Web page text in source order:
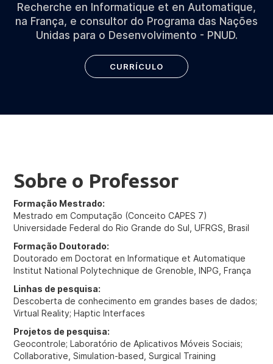
Recherche en Informatique et en Automatique,
na França, e consultor do Programa das Nações
Unidas para o Desenvolvimento - PNUD.
CURRÍCULO
Sobre o Professor
Formação Mestrado:
Mestrado em Computação (Conceito CAPES 7)
Universidade Federal do Rio Grande do Sul, UFRGS, Brasil
Formação Doutorado:
Doutorado em Doctorat en Informatique et Automatique
Institut National Polytechnique de Grenoble, INPG, França
Linhas de pesquisa:
Descoberta de conhecimento em grandes bases de dados;
Virtual Reality; Haptic Interfaces
Projetos de pesquisa:
Geocontrole; Laboratório de Aplicativos Móveis Sociais;
Collaborative, Simulation-based, Surgical Training